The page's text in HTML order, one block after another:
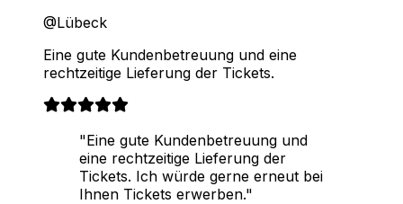
@Lübeck
Eine gute Kundenbetreuung und eine
rechtzeitige Lieferung der Tickets.
"Eine gute Kundenbetreuung und
eine rechtzeitige Lieferung der
Tickets. Ich würde gerne erneut bei
Ihnen Tickets erwerben."